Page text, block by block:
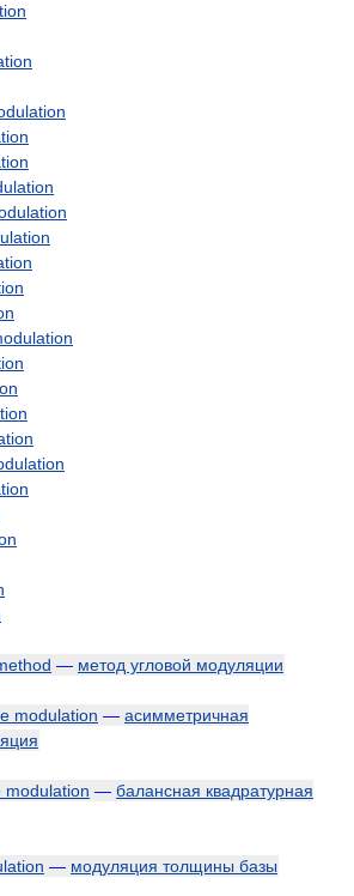
— метод угловой модуляции
modulation — асимметричная
modulation — балансная квадратурная
— модуляция толщины базы